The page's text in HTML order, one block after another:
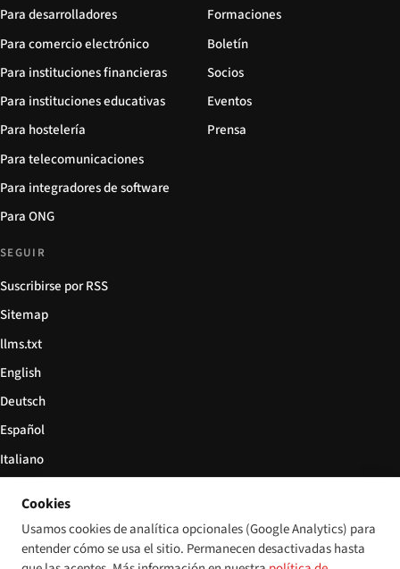
Para desarrolladores
Para comercio electrónico
Para instituciones financieras
Para instituciones educativas
Para hostelería
Para telecomunicaciones
Para integradores de software
Para ONG
Formaciones
Boletín
Socios
Eventos
Prensa
SEGUIR
Suscribirse por RSS
Sitemap
llms.txt
English
Deutsch
Español
Italiano
Cookies
Usamos cookies de analítica opcionales (Google Analytics) para
entender cómo se usa el sitio. Permanecen desactivadas hasta